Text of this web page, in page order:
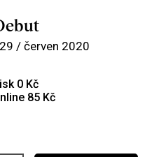
/ červen 2020
0 Kč
85 Kč